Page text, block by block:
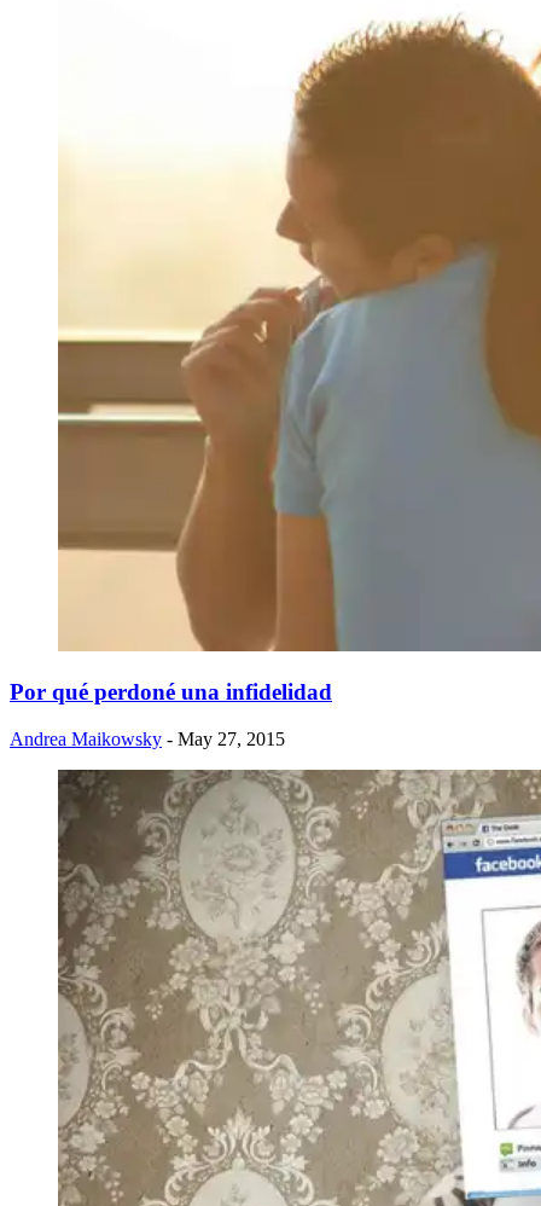
Por qué perdoné una infidelidad
Andrea Maikowsky - May 27, 2015